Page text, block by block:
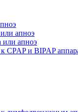
апноэ
или апноэ
CPAP и BIPAP